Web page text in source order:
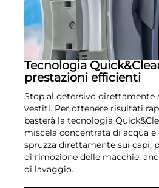
Tecnologia
prestazioni efficienti
Stop al detersivo direttamente
vestiti. Per ottenere risultati
basterà la tecnologia
miscela concentrata di acqua e
spruzza direttamente sui capi,
di rimozione delle macchie,
di lavaggio.